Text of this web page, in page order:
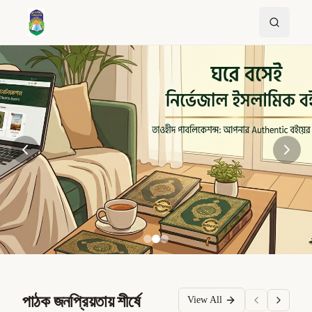
পাঠক জনপ্রিয়তায় শীর্ষে View All